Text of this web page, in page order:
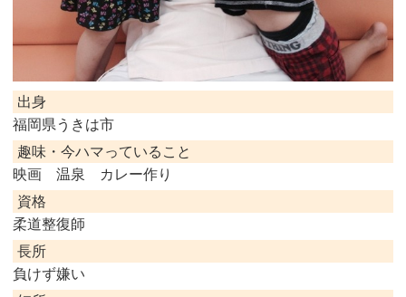
出身
福岡県うきは市
趣味・今ハマっていること
映画 温泉 カレー作り
資格
柔道整復師
長所
負けず嫌い